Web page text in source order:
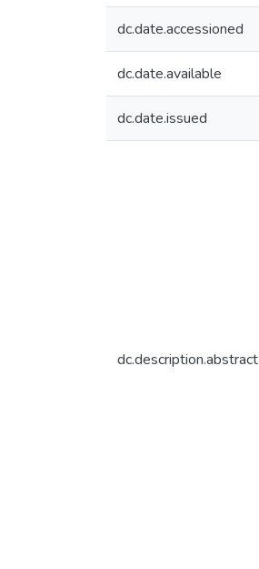
dc.date.accessioned
dc.date.available
dc.date.issued
dc.description.abstract